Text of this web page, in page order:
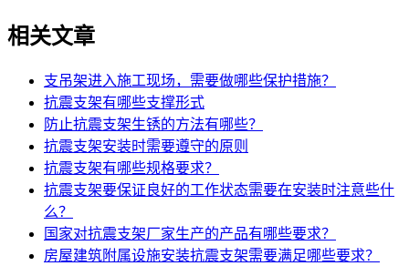
相关文章
支吊架进入施工现场，需要做哪些保护措施？
抗震支架有哪些支撑形式
防止抗震支架生锈的方法有哪些？
抗震支架安装时需要遵守的原则
抗震支架有哪些规格要求？
抗震支架要保证良好的工作状态需要在安装时注意些什
么？
国家对抗震支架厂家生产的产品有哪些要求？
房屋建筑附属设施安装抗震支架需要满足哪些要求？